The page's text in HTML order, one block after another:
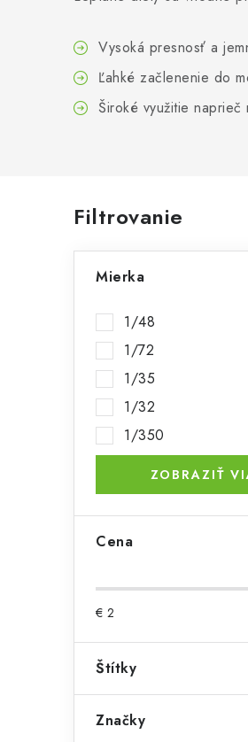
Vysoká presnosť a
Ľahké začlenenie do
Široké využitie naprieč
B
o
l
Filtrovanie
Mierka
1/48
1/72
1/35
1/32
1/350
ZOBRAZIŤ
Cena
€ 2
Štítky
Značky